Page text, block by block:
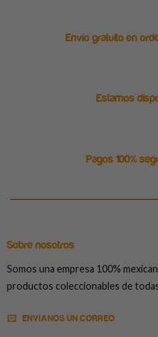
Envío gratuito en
Estamos
Pagos 100%
Sobre nosotros
Somos una empresa 100%
productos coleccionables de
ENVÍANOS UN CORREO